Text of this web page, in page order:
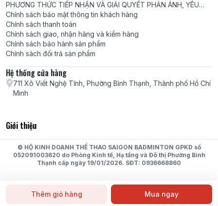
Thêm giỏ hàng Mua ngay
PHƯƠNG THỨC TIẾP NHẬN VÀ GIẢI QUYẾT PHẢN ÁNH, YÊU
CẦU, KHIẾU NẠI
Chính sách bảo mật thông tin khách hàng
Chính sách thanh toán
Chính sách giao, nhận hàng và kiểm hàng
Chính sách bảo hành sản phẩm
Chính sách đổi trả sản phẩm
Hệ thống cửa hàng
711 Xô Viết Nghệ Tĩnh, Phường Bình Thạnh, Thành phố Hồ Chí
Minh
Giới thiệu
© HỘ KINH DOANH THỂ THAO SAIGON BADMINTON GPKD số
052091003620 do Phòng Kinh tế, Hạ tầng và Đô thị Phường Bình
Thạnh cấp ngày 19/01/2026. SĐT: 0936668860